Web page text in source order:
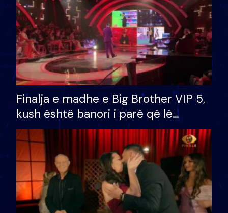
Finalja e madhe e Big Brother VIP 5,
kush është banori i parë që lë
shtëpinë dhe humb mundësinë për
të fituar çmimin e madh